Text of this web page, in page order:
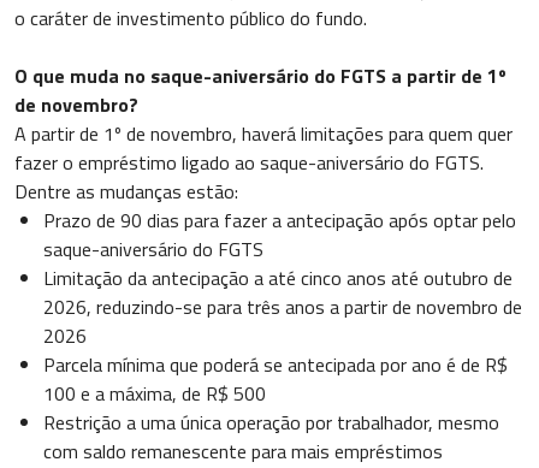
o caráter de investimento público do fundo.
O que muda no saque-aniversário do FGTS a partir de 1º
de novembro?
A partir de 1º de novembro, haverá limitações para quem quer
fazer o empréstimo ligado ao saque-aniversário do FGTS.
Dentre as mudanças estão:
Prazo de 90 dias para fazer a antecipação após optar pelo
saque-aniversário do FGTS
Limitação da antecipação a até cinco anos até outubro de
2026, reduzindo-se para três anos a partir de novembro de
2026
Parcela mínima que poderá se antecipada por ano é de R$
100 e a máxima, de R$ 500
Restrição a uma única operação por trabalhador, mesmo
com saldo remanescente para mais empréstimos